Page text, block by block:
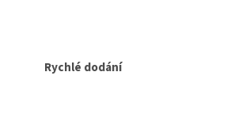
Rychlé dodání